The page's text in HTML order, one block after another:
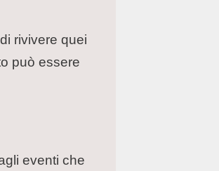
rivivere quei
può essere
eventi che